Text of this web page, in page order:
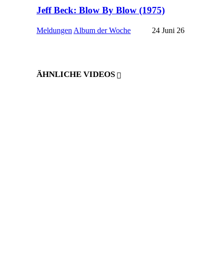
Jeff Beck: Blow By Blow (1975)
Meldungen Album der Woche 24 Juni 26
ÄHNLICHE VIDEOS